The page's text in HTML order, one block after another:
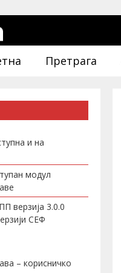
Претрага
и на
модул
верзија 3.0.0
СЕФ
– корисничко